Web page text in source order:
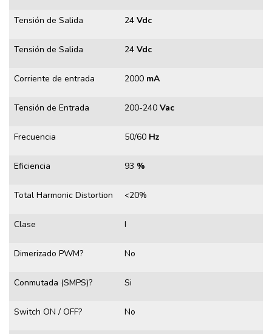
Tensión de Salida 24 Vdc
Tensión de Salida 24 Vdc
Corriente de entrada 2000 mA
Tensión de Entrada 200-240 Vac
Frecuencia 50/60 Hz
Eficiencia 93 %
Total Harmonic Distortion <20%
Clase I
Dimerizado PWM? No
Conmutada (SMPS)? Si
Switch ON / OFF? No